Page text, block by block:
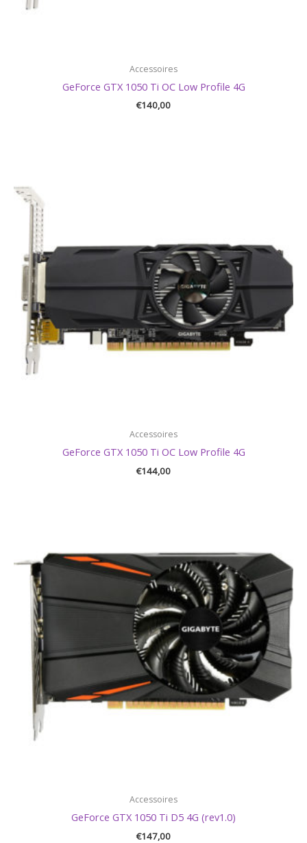
Accessoires
GeForce GTX 1050 Ti OC Low Profile 4G
€140,00
Accessoires
GeForce GTX 1050 Ti OC Low Profile 4G
€144,00
Accessoires
GeForce GTX 1050 Ti D5 4G (rev1.0)
€147,00